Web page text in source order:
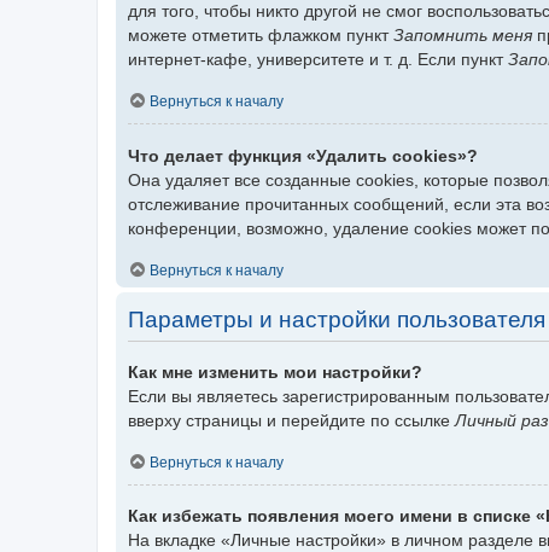
для того, чтобы никто другой не смог
можете отметить флажком пунктЗапомнить меня
интернет-кафе, университете и т. д. Если пункт
Вернуться к началу
Что делает функция «Удалить cookies»?
Она удаляет все созданные cookies, которые
отслеживание прочитанных сообщений, если эта
конференции, возможно, удаление cookies может
Вернуться к началу
Параметры и настройки пользователя
Как мне изменить мои настройки?
Если вы являетесь зарегистрированным
вверху страницы и перейдите по ссылке Личный
Вернуться к началу
Как избежать появления моего имени в списке
На вкладке «Личные настройки» в личном разделе